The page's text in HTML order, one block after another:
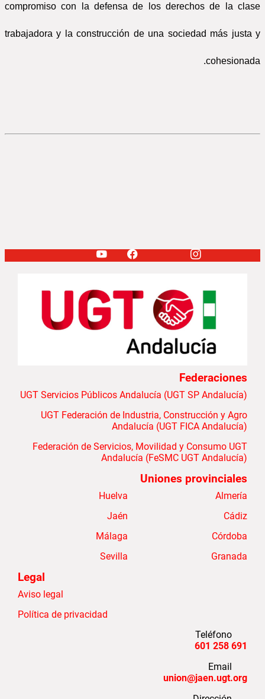
compromiso con la defensa de los derechos de la clase
trabajadora y la construcción de una sociedad más justa y
cohesionada.
Federaciones
UGT Servicios Públicos Andalucía (UGT SP Andalucía)
UGT Federación de Industria, Construcción y Agro
Andalucía (UGT FICA Andalucía)
Federación de Servicios, Movilidad y Consumo UGT
Andalucía (FeSMC UGT Andalucía)
Uniones provinciales
Almería
Cádiz
Córdoba
Granada
Huelva
Jaén
Málaga
Sevilla
Legal
Aviso legal
Política de privacidad
Teléfono
691 258 601
Email
union@jaen.ugt.org